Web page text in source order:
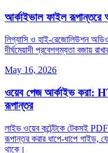
আর্কাইভাল ফাইল রূপান্তরে
লিগ্যাসি ও হাই‑রেজোলিউশন
দীর্ঘমেয়াদী প্রবেশগম্যতা বজায়
May 16, 2026
ওয়েব পেজ আর্কাইভ করা:
রূপান্তর
লাইভ ওয়েব কন্টেন্টকে টেকসই
রূপান্তর করার ধাপে‑ধাপে গাইড,
থাকে।